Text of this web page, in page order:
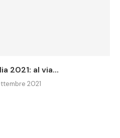
2021: al via...
2021